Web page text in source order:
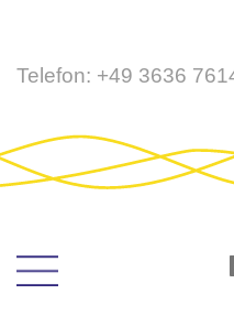
Direkt
Telefon: +49 3636